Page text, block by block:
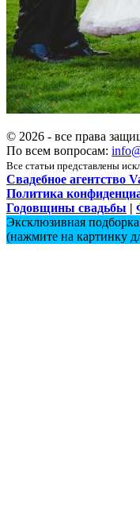
© 2026 - все права
По всем вопросам:
Все статьи представлены
Свадебное агентство
Политика
Годовщины свадьбы |
Эксклюзивная
(нажмите на картинку